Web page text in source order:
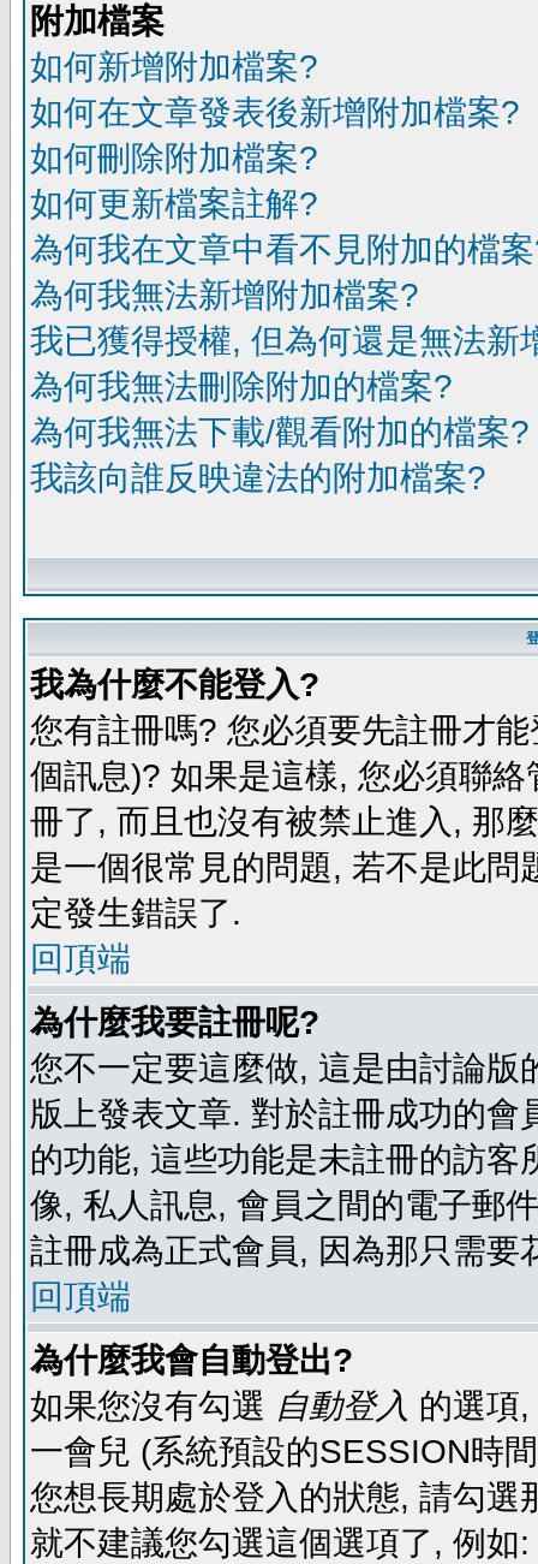
附加檔案
如何新增附加檔案?
如何在文章發表後新增附加檔案?
如何刪除附加檔案?
如何更新檔案註解?
為何我在文章中看不見附加的檔
為何我無法新增附加檔案?
我已獲得授權, 但為何還是無法新
為何我無法刪除附加的檔案?
為何我無法下載/觀看附加的檔案?
我該向誰反映違法的附加檔案?
我為什麼不能登入?
您有註冊嗎? 您必須要先註冊才
個訊息)? 如果是這樣, 您必須聯
冊了, 而且也沒有被禁止進入, 那
是一個很常見的問題, 若不是此
定發生錯誤了.
回頂端
為什麼我要註冊呢?
您不一定要這麼做, 這是由討論
版上發表文章. 對於註冊成功的
的功能, 這些功能是未註冊的訪
像, 私人訊息, 會員之間的電子郵
註冊成為正式會員, 因為那只需要
回頂端
為什麼我會自動登出?
如果您沒有勾選 自動登入 的選項
一會兒 (系統預設的SESSION時
您想長期處於登入的狀態, 請勾
就不建議您勾選這個選項了, 例